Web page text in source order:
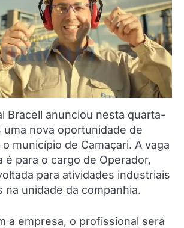
Bracell anunciou nesta quarta-
uma nova oportunidade de
município de Camaçari. A vaga
é para o cargo de Operador,
para atividades industriais
na unidade da companhia.
a empresa, o profissional será